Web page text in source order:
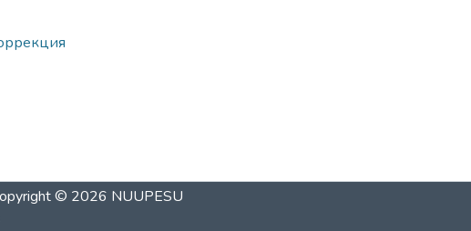
© 2026 NUUPESU